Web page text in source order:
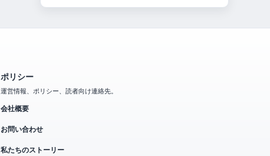
ポリシー
運営情報、ポリシー、読者向け連絡先。
会社概要
お問い合わせ
私たちのストーリー